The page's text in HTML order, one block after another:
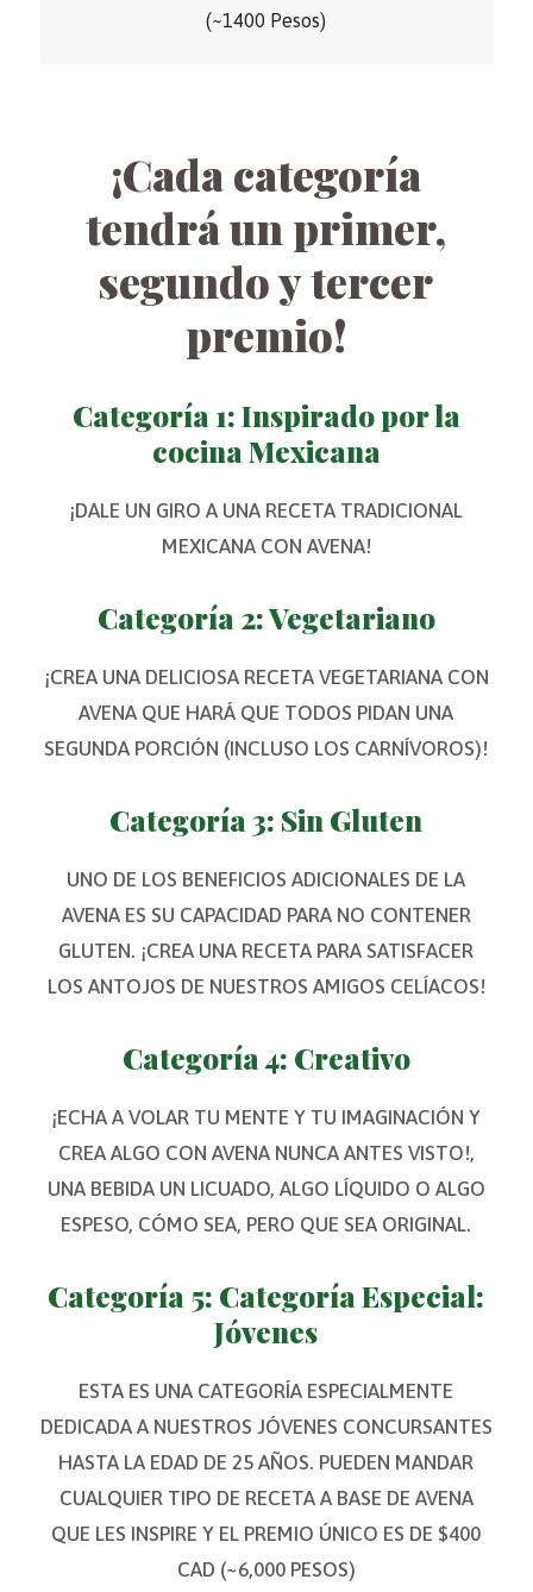
(~1400 Pesos)
¡Cada categoría
tendrá un primer,
segundo y tercer
premio!
Categoría 1: Inspirado por la
cocina Mexicana
¡DALE UN GIRO A UNA RECETA TRADICIONAL
MEXICANA CON AVENA!
Categoría 2: Vegetariano
¡CREA UNA DELICIOSA RECETA VEGETARIANA CON
AVENA QUE HARÁ QUE TODOS PIDAN UNA
SEGUNDA PORCIÓN (INCLUSO LOS CARNÍVOROS)!
Categoría 3: Sin Gluten
UNO DE LOS BENEFICIOS ADICIONALES DE LA
AVENA ES SU CAPACIDAD PARA NO CONTENER
GLUTEN. ¡CREA UNA RECETA PARA SATISFACER
LOS ANTOJOS DE NUESTROS AMIGOS CELÍACOS!
Categoría 4: Creativo
¡ECHA A VOLAR TU MENTE Y TU IMAGINACIÓN Y
CREA ALGO CON AVENA NUNCA ANTES VISTO!,
UNA BEBIDA UN LICUADO, ALGO LÍQUIDO O ALGO
ESPESO, CÓMO SEA, PERO QUE SEA ORIGINAL.
Categoría 5: Categoría Especial:
Jóvenes
ESTA ES UNA CATEGORÍA ESPECIALMENTE
DEDICADA A NUESTROS JÓVENES CONCURSANTES
HASTA LA EDAD DE 25 AÑOS. PUEDEN MANDAR
CUALQUIER TIPO DE RECETA A BASE DE AVENA
QUE LES INSPIRE Y EL PREMIO ÚNICO ES DE $400
CAD (~6,000 PESOS)